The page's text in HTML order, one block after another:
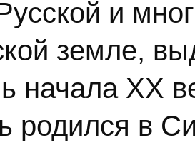
и
земле,
начала XX
родился в